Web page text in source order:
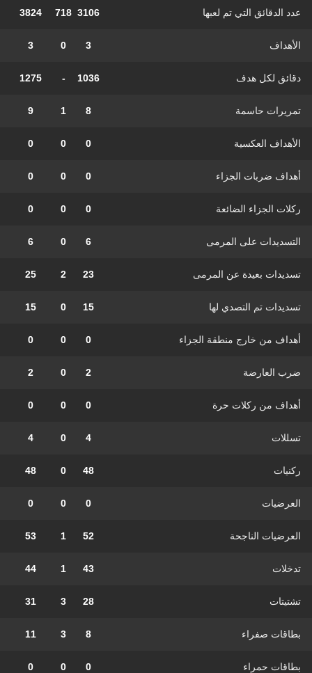
عدد الدقائق التي تم لعبها 3106
718
3824
الأهداف 3
0
3
دقائق لكل هدف 1036
-
1275
تمريرات حاسمة 8
1
9
الأهداف العكسية 0
0
0
أهداف ضربات الجزاء 0
0
0
ركلات الجزاء الضائعة 0
0
0
التسديدات على المرمى 6
0
6
تسديدات بعيدة عن المرمى 23
2
25
تسديدات تم التصدي لها 15
0
15
أهداف من خارج منطقة الجزاء 0
0
0
ضرب العارضة 2
0
2
أهداف من ركلات حرة 0
0
0
تسللات 4
0
4
ركنيات 48
0
48
العرضيات 0
0
0
العرضيات الناجحة 52
1
53
تدخلات 43
1
44
تشتيتات 28
3
31
بطاقات صفراء 8
3
11
بطاقات حمراء 0
0
0